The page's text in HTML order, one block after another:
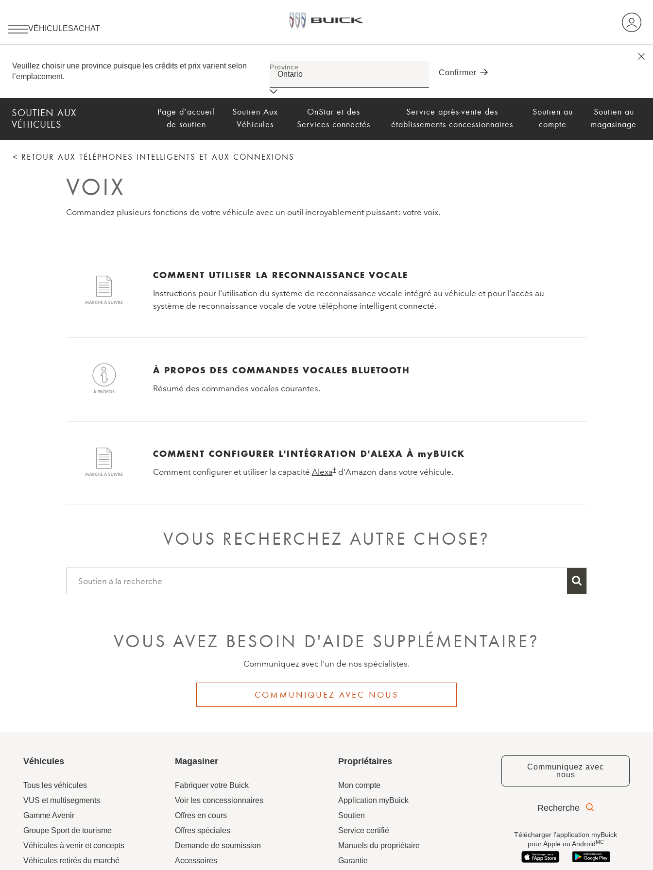
SOUTIEN AUX
VÉHICULES
Page d’accueil
de soutien
Soutien Aux
Véhicules
OnStar et des
Services connectés
Service après-vente des
établissements concessionnaires
Soutien au
compte
Soutien au
magasinage
< RETOUR AUX TÉLÉPHONES INTELLIGENTS ET AUX CONNEXIONS
VOIX
Commandez plusieurs fonctions de votre véhicule avec un outil incroyablement puissant : votre voix.
COMMENT UTILISER LA RECONNAISSANCE VOCALE
Instructions pour l'utilisation du système de reconnaissance vocale intégré au véhicule et pour l'accès au
système de reconnaissance vocale de votre téléphone intelligent connecté.
À PROPOS DES COMMANDES VOCALES BLUETOOTH
Résumé des commandes vocales courantes.
COMMENT CONFIGURER L'INTÉGRATION D'ALEXA À myBUICK
Comment configurer et utiliser la capacité Alexa†d'Amazon dans votre véhicule.
VOUS RECHERCHEZ AUTRE CHOSE?
VOUS AVEZ BESOIN D'AIDE SUPPLÉMENTAIRE?
Communiquez avec l'un de nos spécialistes.
COMMUNIQUEZ AVEC NOUS